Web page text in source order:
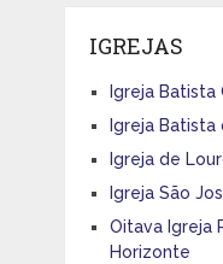
IGREJAS
Igreja
Igreja
Igreja de
Igreja São
Oitava Igreja
Horizonte